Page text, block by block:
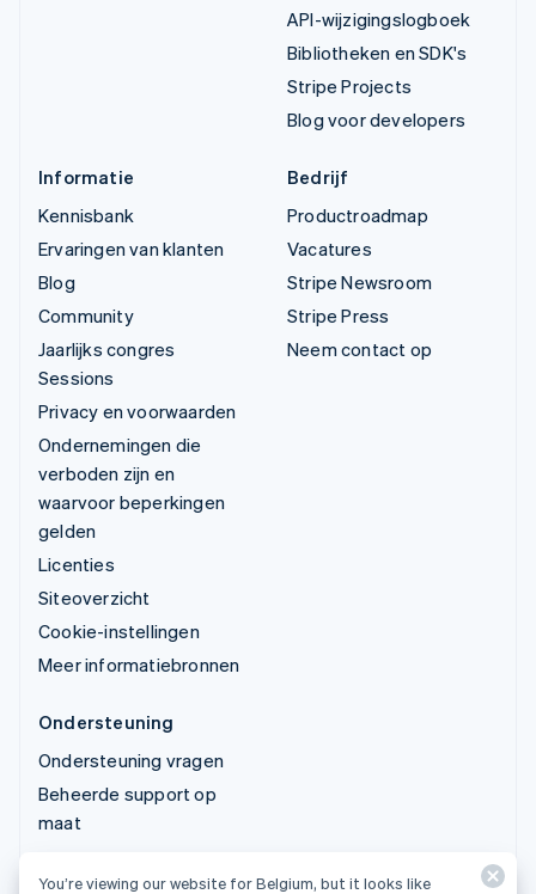
API-wijzigingslogboek
Bibliotheken en SDK's
Stripe Projects
Blog voor developers
Informatie
Kennisbank
Ervaringen van klanten
Blog
Community
Jaarlijks congres
Sessions
Privacy en voorwaarden
Ondernemingen die
verboden zijn en
waarvoor beperkingen
gelden
Licenties
Siteoverzicht
Cookie-instellingen
Meer informatiebronnen
Bedrijf
Productroadmap
Vacatures
Stripe Newsroom
Stripe Press
Neem contact op
Ondersteuning
Ondersteuning vragen
Beheerde support op
maat
© 2026 Stripe, LLC
You’re viewing our website for Belgium, but it looks like